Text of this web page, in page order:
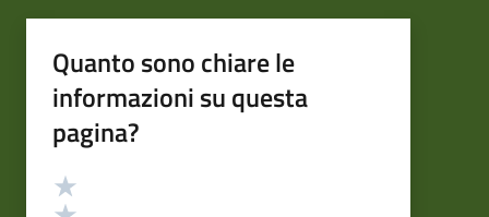
Quanto sono chiare le
informazioni su questa
pagina?
Valutazione